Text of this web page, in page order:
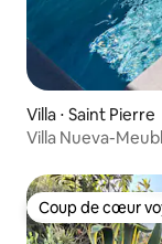
Villa ⋅ Saint Pierre
Villa Nueva-
Coup de cœur
Coup de cœur